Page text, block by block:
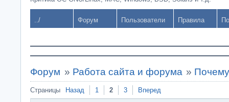
../ Форум Пользователи Правила
Форум » Работа сайта и форума »
Страницы Назад 1 2 3 Вперед